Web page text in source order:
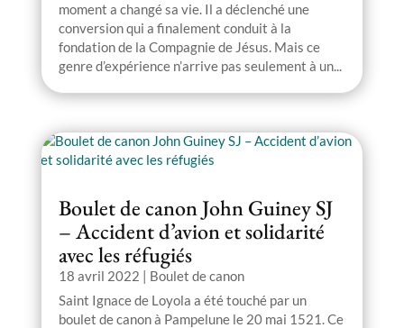
moment a changé sa vie. Il a déclenché une
conversion qui a finalement conduit à la
fondation de la Compagnie de Jésus. Mais ce
genre d’expérience n’arrive pas seulement à un...
Boulet de canon John Guiney SJ
– Accident d’avion et solidarité
avec les réfugiés
18 avril 2022 | Boulet de canon
Saint Ignace de Loyola a été touché par un
boulet de canon à Pampelune le 20 mai 1521. Ce